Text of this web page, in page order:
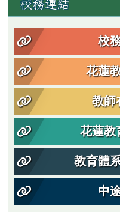
校務連結
校
花蓮
教師
花蓮教
教育體
中